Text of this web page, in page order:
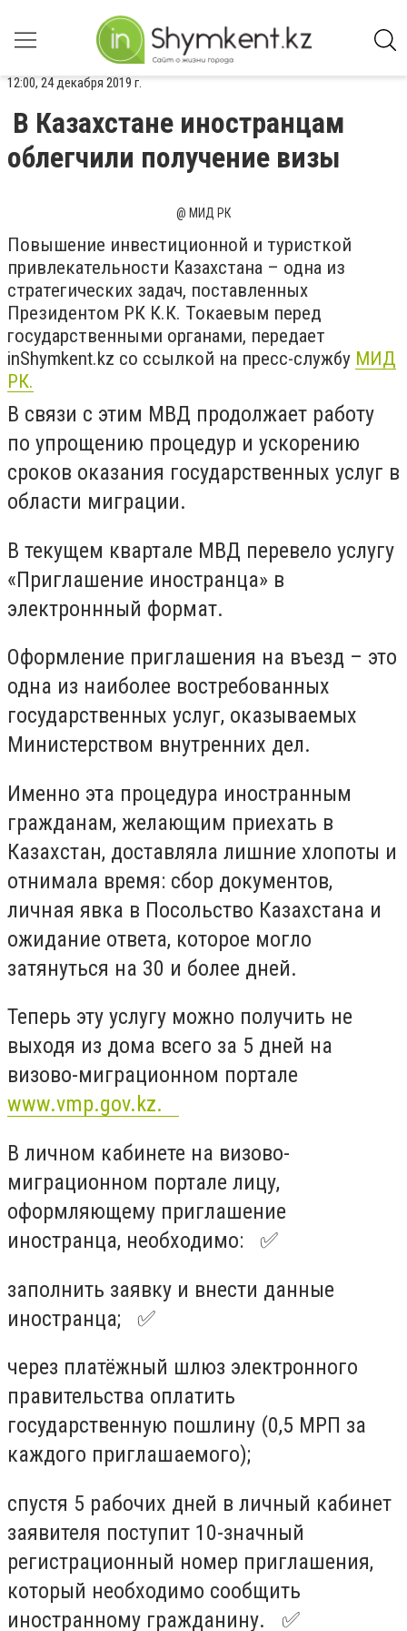
12:00, 24 декабря 2019 г.
В Казахстане иностранцам
облегчили получение визы ⠀
@ МИД РК
Повышение инвестиционной и туристкой
привлекательности Казахстана – одна из
стратегических задач, поставленных
Президентом РК К.К. Токаевым перед
государственными органами, передает
inShymkent.kz со ссылкой на пресс-службу МИД
РК.
В связи с этим МВД продолжает работу
по упрощению процедур и ускорению
сроков оказания государственных услуг в
области миграции.⠀
В текущем квартале МВД перевело услугу
«Приглашение иностранца» в
электроннный формат.
Оформление приглашения на въезд – это
одна из наиболее востребованных
государственных услуг, оказываемых
Министерством внутренних дел.⠀
Именно эта процедура иностранным
гражданам, желающим приехать в
Казахстан, доставляла лишние хлопоты и
отнимала время: сбор документов,
личная явка в Посольство Казахстана и
ожидание ответа, которое могло
затянуться на 30 и более дней.⠀
Теперь эту услугу можно получить не
выходя из дома всего за 5 дней на
визово-миграционном портале
www.vmp.gov.kz.⠀
В личном кабинете на визово-
миграционном портале лицу,
оформляющему приглашение
иностранца, необходимо:⠀✅
заполнить заявку и внести данные
иностранца;⠀✅
через платёжный шлюз электронного
правительства оплатить
государственную пошлину (0,5 МРП за
каждого приглашаемого);
спустя 5 рабочих дней в личный кабинет
заявителя поступит 10-значный
регистрационный номер приглашения,
который необходимо сообщить
иностранному гражданину.⠀✅